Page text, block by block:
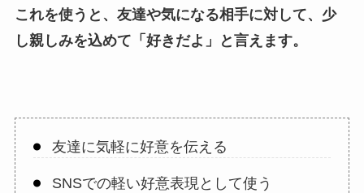
これを使うと、友達や気になる相手に対して、少
し親しみを込めて「 好きだよ 」と言えます。
友達に気軽に好意を伝える
SNSでの軽い好意表現として使う